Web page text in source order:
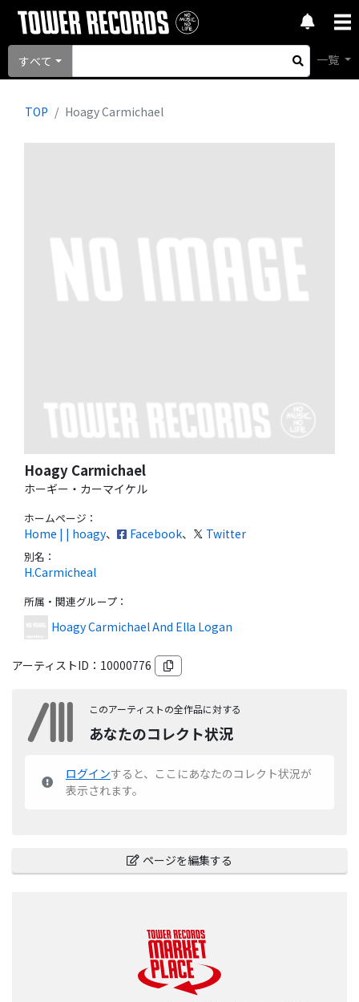
すべて 一覧
TOP Hoagy Carmichael
Hoagy Carmichael
ホーギー・カーマイケル
ホームページ：
Home | | hoagy、 Facebook、 Twitter
別名：
H.Carmicheal
所属・関連グループ ：
Hoagy Carmichael And Ella Logan
アーティストID： 10000776
このアーティストの全作品に対する
あなたのコレクト状況
ログインすると、ここにあなたのコレクト状況が
表示されます。
ページを編集する